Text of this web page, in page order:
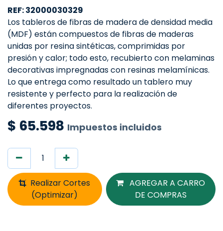
REF: 32000030329
Los tableros de fibras de madera de densidad media
(MDF) están compuestos de fibras de maderas
unidas por resina sintéticas, comprimidas por
presión y calor; todo esto, recubierto con melaminas
decorativas impregnadas con resinas melamínicas.
Lo que entrega como resultado un tablero muy
resistente y perfecto para la realización de
diferentes proyectos.
$ 65.598 Impuestos incluidos
Realizar Cortes
(Optimizar)
AGREGAR A CARRO
DE COMPRAS